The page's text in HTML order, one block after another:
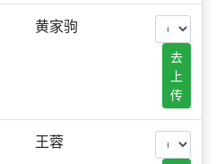
黄家驹
去
上
传
王蓉